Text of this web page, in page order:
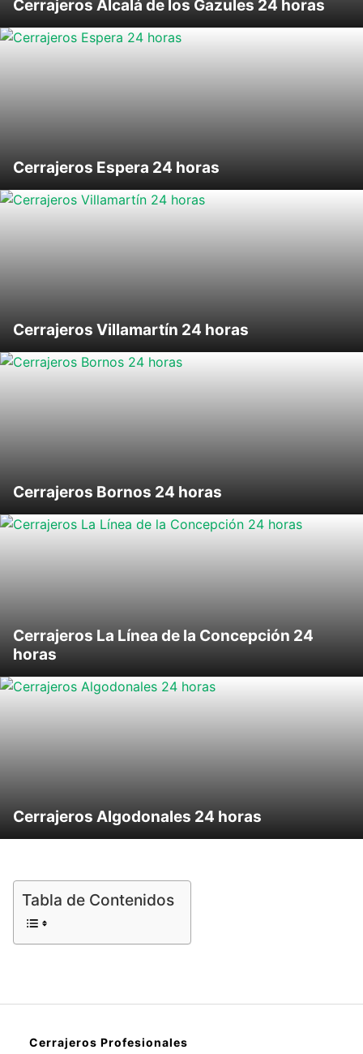
Cerrajeros Alcalá de los Gazules 24 horas
Cerrajeros Espera 24 horas
Cerrajeros Villamartín 24 horas
Cerrajeros Bornos 24 horas
Cerrajeros La Línea de la Concepción 24
horas
Cerrajeros Algodonales 24 horas
Tabla de Contenidos
Cerrajeros Profesionales